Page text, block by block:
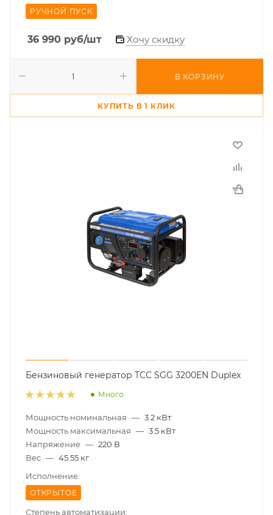
РУЧНОЙ ПУСК
36 990 руб/шт Хочу скидку
В КОРЗИНУ
КУПИТЬ В 1 КЛИК
Бензиновый генератор ТСС SGG 3200EN Duplex
Много
Мощность номинальная — 3.2 кВт
Мощность максимальная — 3.5 кВт
Напряжение — 220 В
Вес — 45.55 кг
Исполнение:
ОТКРЫТОЕ
Степень автоматизации: